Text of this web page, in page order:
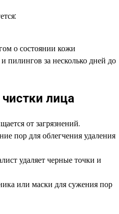
о состоянии кожи
пилингов за несколько дней до
лица
от загрязнений.
пор для облегчения удаления
удаляет черные точки и
или маски для сужения пор